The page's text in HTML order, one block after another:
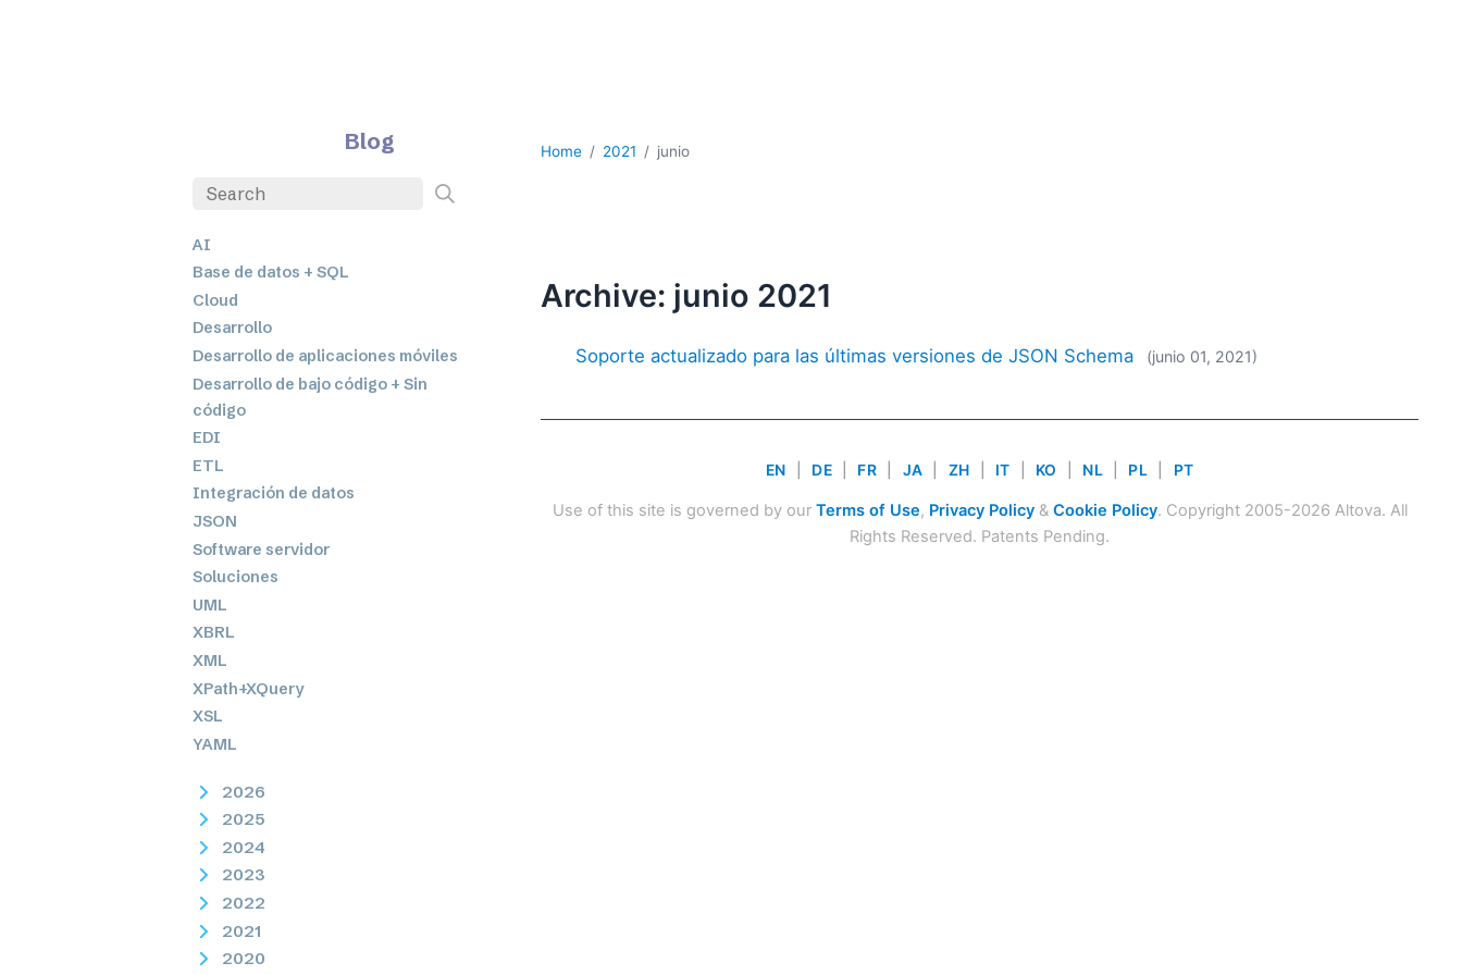
Blog
AI
Base de datos + SQL
Cloud
Desarrollo
Desarrollo de aplicaciones móviles
Desarrollo de bajo código + Sin
código
EDI
ETL
Integración de datos
JSON
Software servidor
Soluciones
UML
XBRL
XML
XPath+XQuery
XSL
YAML
2026
2025
2024
2023
2022
2021
2020
Home 2021 junio
Archive: junio 2021
Soporte actualizado para las últimas versiones de JSON Schema (junio 01, 2021)
EN DE FR JA ZH IT KO NL PL PT
Use of this site is governed by our Terms of Use, Privacy Policy& Cookie Policy. Copyright 2005-2026 Altova. All
Rights Reserved. Patents Pending.